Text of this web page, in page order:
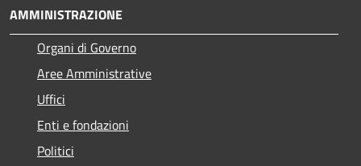
AMMINISTRAZIONE
Organi di Governo
Aree Amministrative
Uffici
Enti e fondazioni
Politici